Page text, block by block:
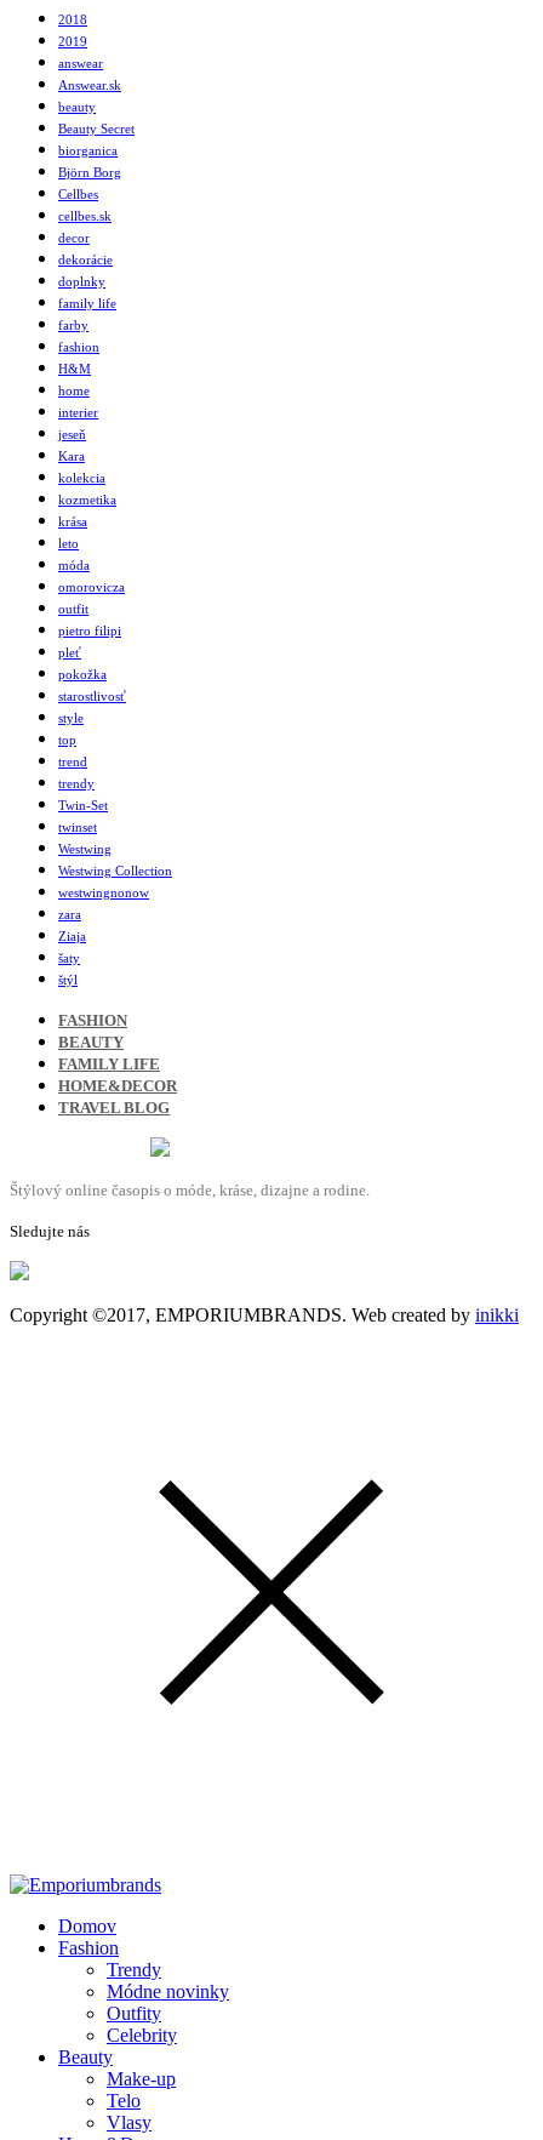
2018
2019
answear
Answear.sk
beauty
Beauty Secret
biorganica
Björn Borg
Cellbes
cellbes.sk
decor
dekorácie
doplnky
family life
farby
fashion
H&M
home
interier
jeseň
Kara
kolekcia
kozmetika
krása
leto
móda
omorovicza
outfit
pietro filipi
pleť
pokožka
starostlivosť
style
top
trend
trendy
Twin-Set
twinset
Westwing
Westwing Collection
westwingnonow
zara
Ziaja
šaty
štýl
FASHION
BEAUTY
FAMILY LIFE
HOME&DECOR
TRAVEL BLOG
Štýlový online časopis o móde, kráse, dizajne a rodine.
Sledujte nás
Copyright ©2017, EMPORIUMBRANDS. Web created by inikki
Domov
Fashion
Trendy
Módne novinky
Outfity
Celebrity
Beauty
Make-up
Telo
Vlasy